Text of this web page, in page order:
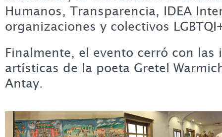
Humanos, Transparencia, IDEA
organizaciones y colectivos
Finalmente, el evento cerró con las
artísticas de la poeta Gretel
Antay.